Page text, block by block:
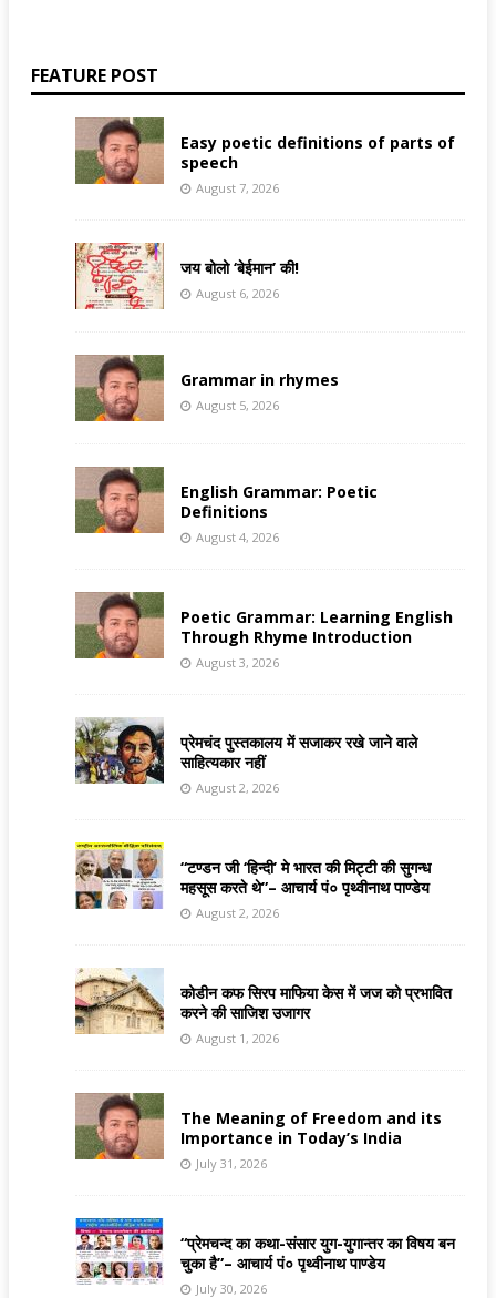
FEATURE POST
Easy poetic definitions of parts of
speech
August 7, 2026
जय बोलो ‘बेईमान’ की!
August 6, 2026
Grammar in rhymes
August 5, 2026
English Grammar: Poetic
Definitions
August 4, 2026
Poetic Grammar: Learning English
Through Rhyme Introduction
August 3, 2026
प्रेमचंद पुस्तकालय में सजाकर रखे जाने वाले
साहित्यकार नहीं
August 2, 2026
“टण्डन जी ‘हिन्दी’ मे भारत की मिट्टी की सुगन्ध
महसूस करते थे”– आचार्य पं० पृथ्वीनाथ पाण्डेय
August 2, 2026
कोडीन कफ सिरप माफिया केस में जज को प्रभावित
करने की साजिश उजागर
August 1, 2026
The Meaning of Freedom and its
Importance in Today’s India
July 31, 2026
“प्रेमचन्द का कथा-संसार युग-युगान्तर का विषय बन
चुका है”– आचार्य पं० पृथ्वीनाथ पाण्डेय
July 30, 2026